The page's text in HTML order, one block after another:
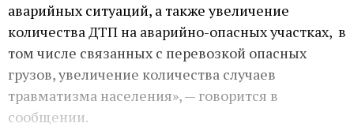
аварийных ситуаций, а также увеличение
количества ДТП на аварийно-опасных участках, в
том числе связанных с перевозкой опасных
грузов, увеличение количества случаев
травматизма населения», — говорится в
сообщении.